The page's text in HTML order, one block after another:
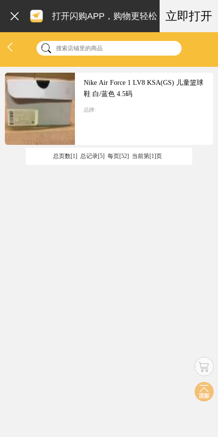
打开闪购APP，购物更轻松 立即打开
Nike Air Force 1 LV8 KSA(GS) 儿童篮球
鞋 白/蓝色 4.5码
品牌:
总页数[1] 总记录[5] 每页[52] 当前第[1]页